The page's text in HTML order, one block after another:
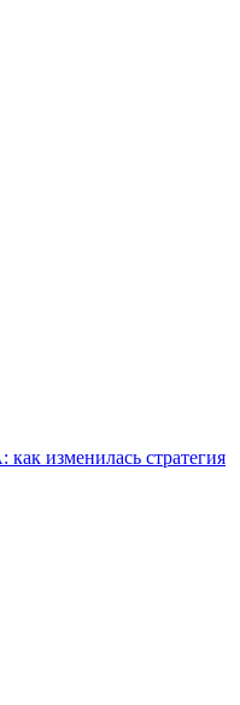
изменилась стратегия